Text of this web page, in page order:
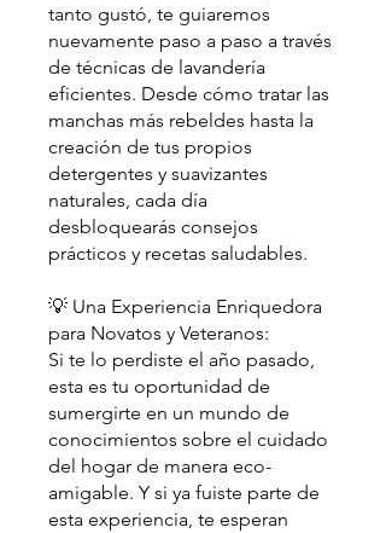
tanto gustó, te guiaremos
nuevamente paso a paso a través
de técnicas de lavandería
eficientes. Desde cómo tratar las
manchas más rebeldes hasta la
creación de tus propios
detergentes y suavizantes
naturales, cada día
desbloquearás consejos
prácticos y recetas saludables.
💡 Una Experiencia Enriquedora
para Novatos y Veteranos:
Si te lo perdiste el año pasado,
esta es tu oportunidad de
sumergirte en un mundo de
conocimientos sobre el cuidado
del hogar de manera eco-
amigable. Y si ya fuiste parte de
esta experiencia, te esperan